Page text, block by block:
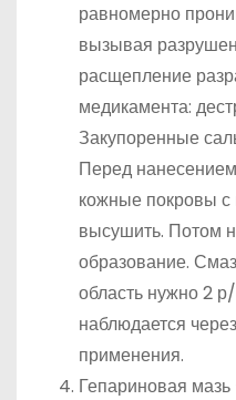
равномерно
вызывая
расщепление
медикамента:
Закупоренные
Перед
кожные покровы
высушить. Потом
образование.
область нужно 2
наблюдается
применения.
Гепариновая